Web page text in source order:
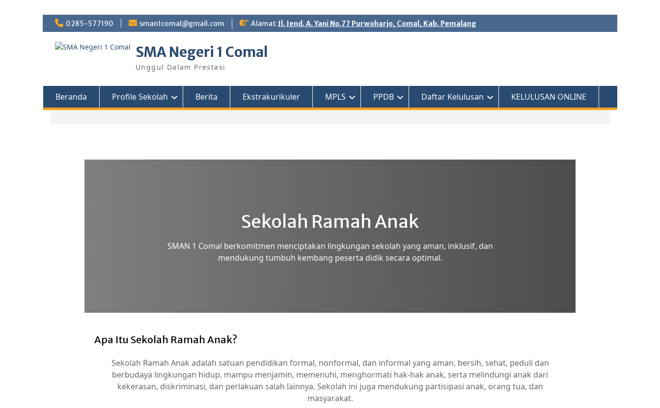
0285-577190 sman1comal@gmail.com Alamat:Jl. Jend. A. Yani No.77 Purwoharjo, Comal, Kab. Pemalang
SMA Negeri 1 Comal
Unggul Dalam Prestasi
Beranda Profile Sekolah Berita Ekstrakurikuler MPLS PPDB Daftar Kelulusan KELULUSAN ONLINE
Sekolah Ramah Anak
SMAN 1 Comal berkomitmen menciptakan lingkungan sekolah yang aman, inklusif, dan
mendukung tumbuh kembang peserta didik secara optimal.
Apa Itu Sekolah Ramah Anak?
Sekolah Ramah Anak adalah satuan pendidikan formal, nonformal, dan informal yang aman, bersih, sehat, peduli dan
berbudaya lingkungan hidup, mampu menjamin, memenuhi, menghormati hak-hak anak, serta melindungi anak dari
kekerasan, diskriminasi, dan perlakuan salah lainnya. Sekolah ini juga mendukung partisipasi anak, orang tua, dan
masyarakat.